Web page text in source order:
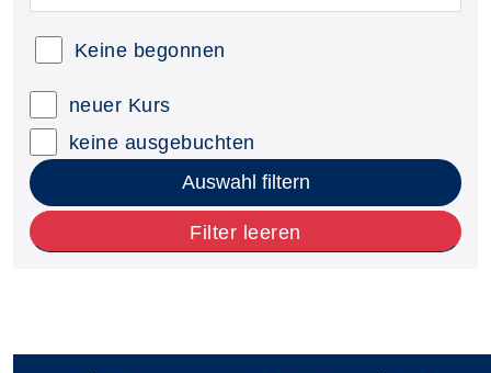
Keine begonnen
neuer Kurs
keine ausgebuchten
Auswahl filtern
Filter leeren